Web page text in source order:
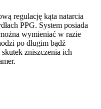
regulację kąta natarcia
PPG. System posiada
wymieniać w razie
po długim bądź
zniszczenia ich